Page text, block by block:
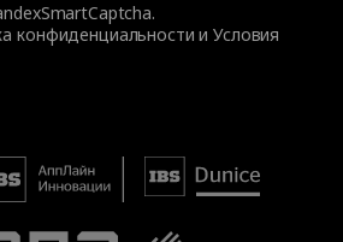
конфиденциальности иУсловия